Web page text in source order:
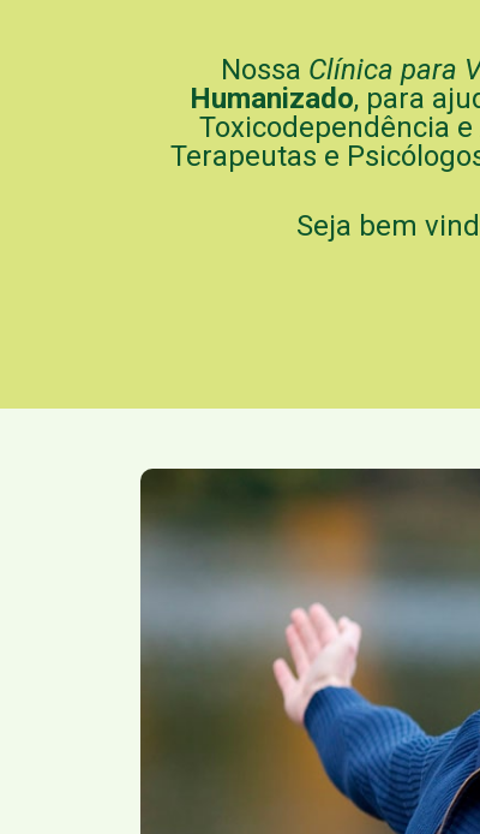
Nossa Clínica para
Humanizado, para
Toxicodependência
Terapeutas e
Seja bem